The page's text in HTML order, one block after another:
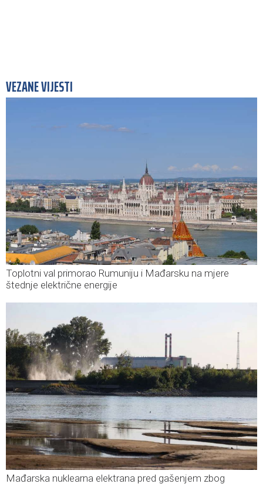
VEZANE VIJESTI
Toplotni val primorao Rumuniju i Mađarsku na mjere
štednje električne energije
Mađarska nuklearna elektrana pred gašenjem zbog